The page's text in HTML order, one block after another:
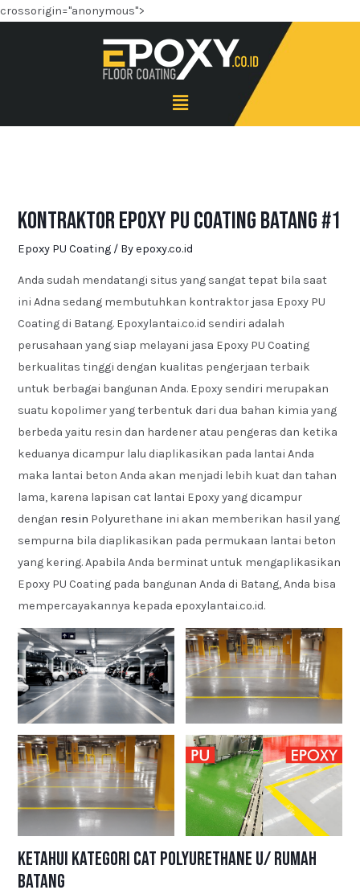
crossorigin="anonymous">
Kontraktor Epoxy PU Coating Batang #1
Epoxy PU Coating / Byepoxy.co.id
Anda sudah mendatangi situs yang sangat tepat bila saat
ini Adna sedang membutuhkan kontraktor jasa Epoxy PU
Coating di Batang. Epoxylantai.co.id sendiri adalah
perusahaan yang siap melayani jasa Epoxy PU Coating
berkualitas tinggi dengan kualitas pengerjaan terbaik
untuk berbagai bangunan Anda. Epoxy sendiri merupakan
suatu kopolimer yang terbentuk dari dua bahan kimia yang
berbeda yaitu resin dan hardener atau pengeras dan ketika
keduanya dicampur lalu diaplikasikan pada lantai Anda
maka lantai beton Anda akan menjadi lebih kuat dan tahan
lama, karena lapisan cat lantai Epoxy yang dicampur
dengan resin Polyurethane ini akan memberikan hasil yang
sempurna bila diaplikasikan pada permukaan lantai beton
yang kering. Apabila Anda berminat untuk mengaplikasikan
Epoxy PU Coating pada bangunan Anda di Batang, Anda bisa
mempercayakannya kepada epoxylantai.co.id.
Ketahui Kategori Cat Polyurethane u/ Rumah
Batang